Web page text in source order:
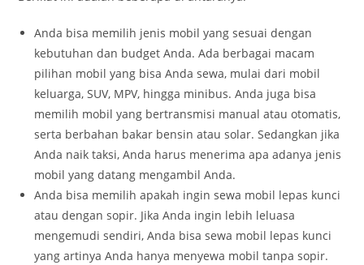
Anda bisa memilih jenis mobil yang sesuai dengan
kebutuhan dan budget Anda. Ada berbagai macam
pilihan mobil yang bisa Anda sewa, mulai dari mobil
keluarga, SUV, MPV, hingga minibus. Anda juga bisa
memilih mobil yang bertransmisi manual atau otomatis,
serta berbahan bakar bensin atau solar. Sedangkan jika
Anda naik taksi, Anda harus menerima apa adanya jenis
mobil yang datang mengambil Anda.
Anda bisa memilih apakah ingin sewa mobil lepas kunci
atau dengan sopir. Jika Anda ingin lebih leluasa
mengemudi sendiri, Anda bisa sewa mobil lepas kunci
yang artinya Anda hanya menyewa mobil tanpa sopir.